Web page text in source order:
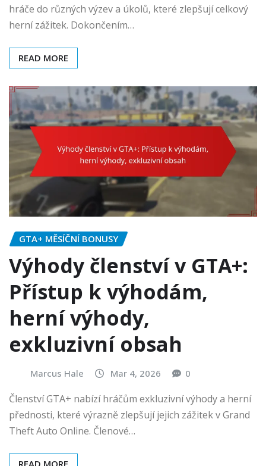
hráče do různých výzev a úkolů, které zlepšují celkový
herní zážitek. Dokončením…
READ MORE
GTA+ MĚSÍČNÍ BONUSY
Výhody členství v GTA+:
Přístup k výhodám,
herní výhody,
exkluzivní obsah
Marcus Hale Mar 4, 2026 0
Členství GTA+ nabízí hráčům exkluzivní výhody a herní
přednosti, které výrazně zlepšují jejich zážitek v Grand
Theft Auto Online. Členové…